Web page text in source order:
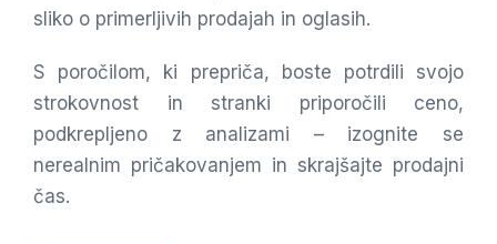
sliko o primerljivih prodajah in oglasih.
S poročilom, ki prepriča, boste potrdili svojo
strokovnost in stranki priporočili ceno,
podkrepljeno z analizami – izognite se
nerealnim pričakovanjem in skrajšajte prodajni
čas.